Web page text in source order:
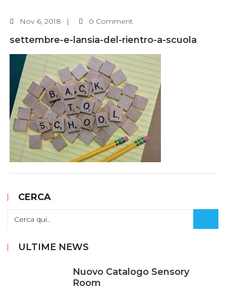
Nov 6, 2018 0 Comment
settembre-e-lansia-del-rientro-a-scuola
CERCA
ULTIME NEWS
Nuovo Catalogo Sensory
Room